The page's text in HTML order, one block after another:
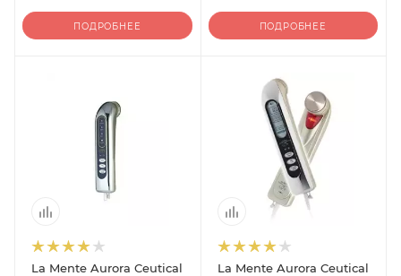
ПОДРОБНЕЕ ПОДРОБНЕЕ
La Mente Aurora Ceutical
La Mente Aurora Ceutical